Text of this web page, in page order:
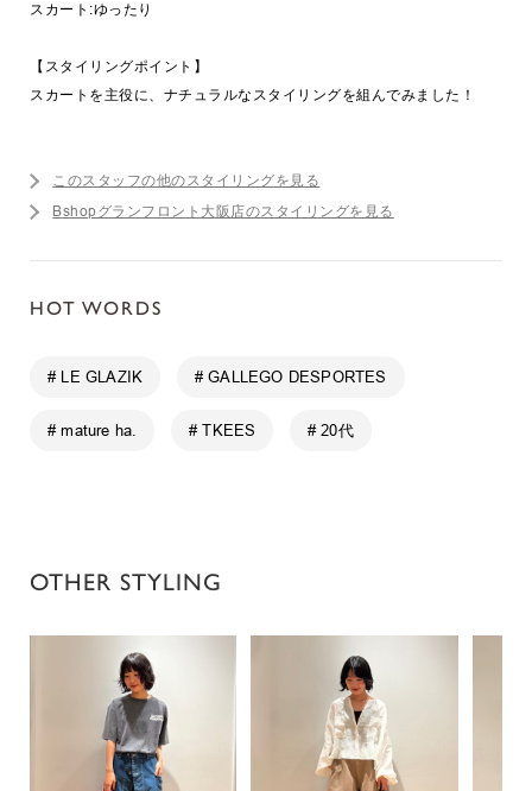
スカート:ゆったり
【スタイリングポイント】
スカートを主役に、ナチュラルなスタイリングを組んでみました！
このスタッフの他のスタイリングを見る
Bshopグランフロント大阪店のスタイリングを見る
HOT WORDS
# LE GLAZIK # GALLEGO DESPORTES
# mature ha. # TKEES # 20代
OTHER STYLING